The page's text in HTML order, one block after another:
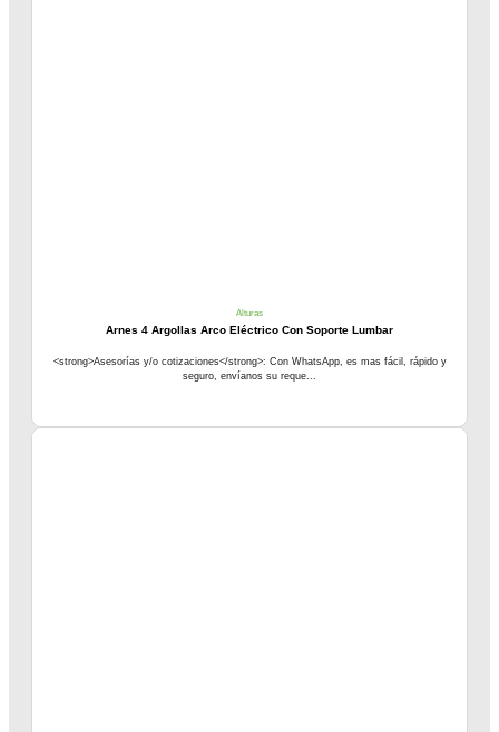
Alturas
Arnes 4 Argollas Arco Eléctrico Con Soporte Lumbar
<strong>Asesorías y/o cotizaciones</strong>: Con WhatsApp, es mas fácil, rápido y
seguro, envíanos su reque...